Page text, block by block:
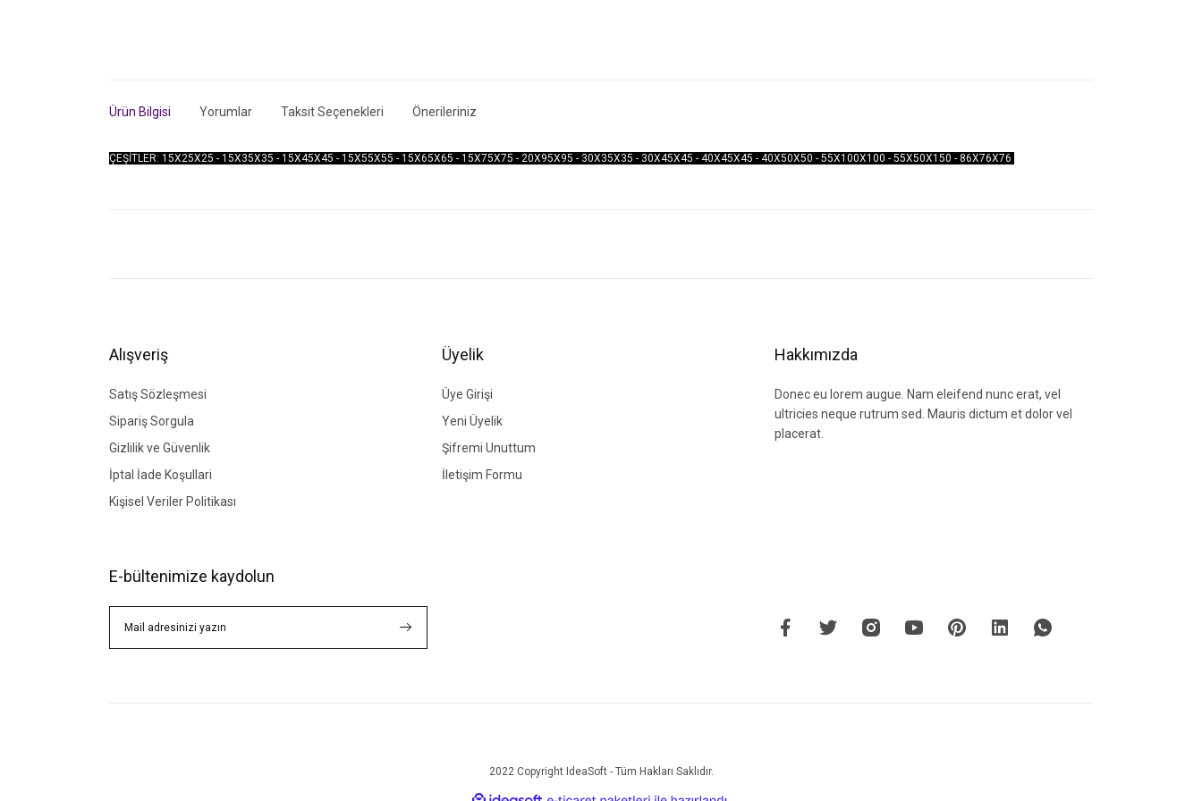
Ürün Bilgisi Yorumlar Taksit Seçenekleri Önerileriniz
ÇEŞİTLER: 15X25X25 - 15X35X35 - 15X45X45 - 15X55X55 - 15X65X65 - 15X75X75 - 20X95X95 - 30X35X35 - 30X45X45 - 40X45X45 - 40X50X50 - 55X100X100 - 55X50X150 - 86X76X76
Ürün fiyatı diğer sitelerden daha pahalı.
Bu ürüne benzer farklı alternatifler olmalı.
Alışveriş
Satış Sözleşmesi
Sipariş Sorgula
Gizlilik ve Güvenlik
İptal İade Koşullari
Kişisel Veriler Politikası
Üyelik
Üye Girişi
Yeni Üyelik
Şifremi Unuttum
İletişim Formu
Hakkımızda
Donec eu lorem augue. Nam eleifend nunc erat, vel
ultricies neque rutrum sed. Mauris dictum et dolor vel
placerat.
E-bültenimize kaydolun
2022 Copyright IdeaSoft - Tüm Hakları Saklıdır.